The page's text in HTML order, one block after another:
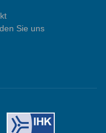
Sie uns